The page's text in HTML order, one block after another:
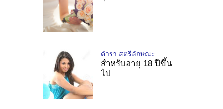
ตำรา สตรีลักษณะ
สำหรับอายุ 18 ปีขึ้น
ไป